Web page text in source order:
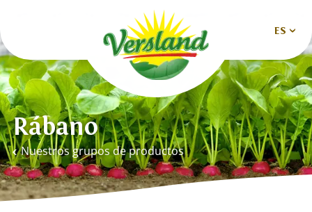
ES
Nederlands
Deutsch
English
Español
Rábano
Nuestros grupos de productos